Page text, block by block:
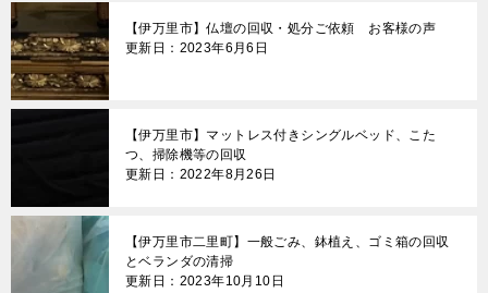
【伊万里市】仏壇の回収・処分ご依頼 お客様の声
更新日：2023年6月6日
【伊万里市】マットレス付きシングルベッド、こた
つ、掃除機等の回収
更新日：2022年8月26日
【伊万里市二里町】一般ごみ、鉢植え、ゴミ箱の回収
とベランダの清掃
更新日：2023年10月10日